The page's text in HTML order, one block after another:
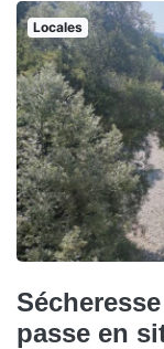
Locales
passe en